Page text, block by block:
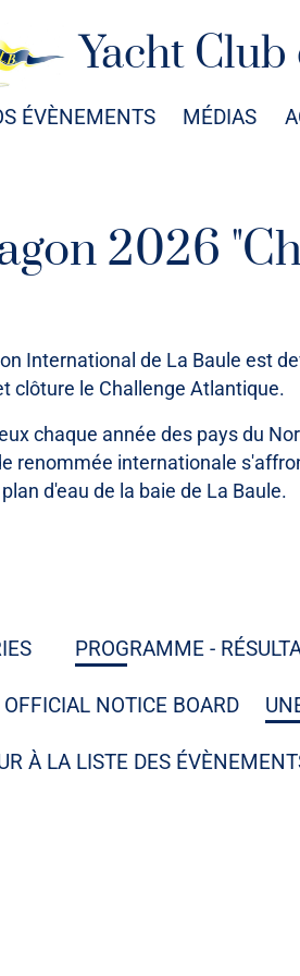
Yacht
ÉVÈNEMENTS MÉDIAS
2026
International de La Baule est
clôture le Challenge Atlantique.
chaque année des pays du
renommée internationale
d'eau de la baie de La Baule.
PROGRAMME -
NOTICE BOARD
À LA LISTE DES